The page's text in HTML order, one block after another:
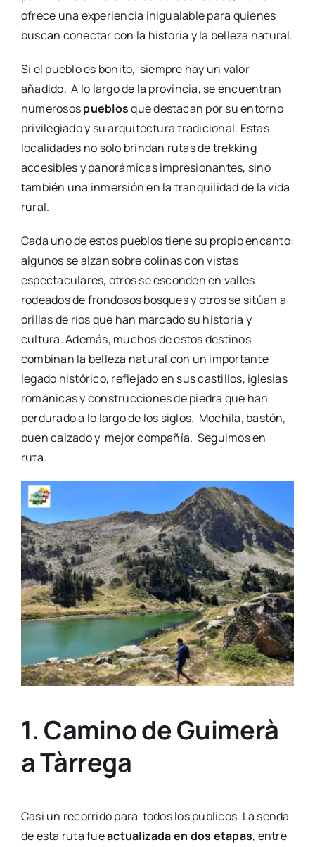
ofrece una experiencia inigualable para quienes
buscan conectar con la historia y la belleza natural.
Si el pueblo es bonito, siempre hay un valor
añadido. A lo largo de la provincia, se encuentran
numerosospueblosque destacan por su entorno
privilegiado y su arquitectura tradicional. Estas
localidades no solo brindan rutas de trekking
accesibles y panorámicas impresionantes, sino
también una inmersión en la tranquilidad de la vida
rural.
Cada uno de estos pueblos tiene su propio encanto:
algunos se alzan sobre colinas con vistas
espectaculares, otros se esconden en valles
rodeados de frondosos bosques y otros se sitúan a
orillas de ríos que han marcado su historia y
cultura. Además, muchos de estos destinos
combinan la belleza natural con un importante
legado histórico, reflejado en sus castillos, iglesias
románicas y construcciones de piedra que han
perdurado a lo largo de los siglos. Mochila, bastón,
buen calzado y mejor compañía. Seguimos en
ruta.
1. Camino de Guimerà
a Tàrrega
Casi un recorrido para todos los públicos. La senda
de esta ruta fueactualizada en dos etapas, entre